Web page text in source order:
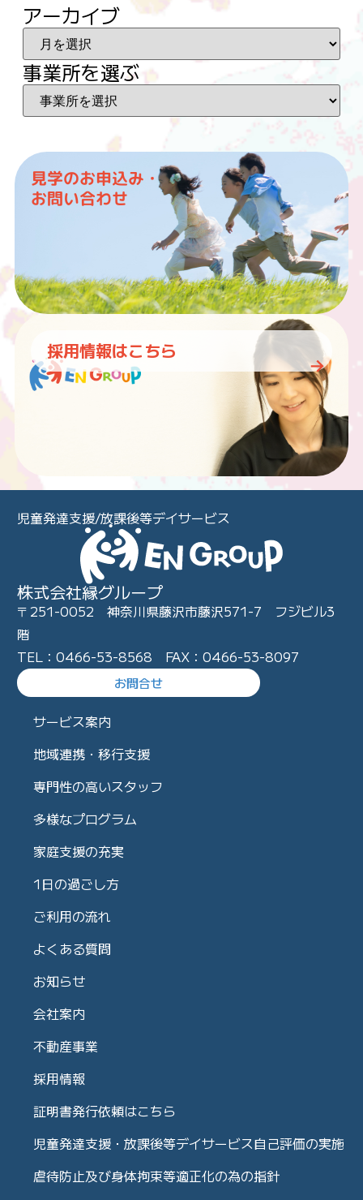
アーカイブ
事業所を選ぶ
見学のお申込み・
お問い合わせ
採用情報はこちら
児童発達支援/放課後等デイサービス
株式会社縁グループ
〒251-0052 神奈川県藤沢市藤沢571-7 フジビル3
階
TEL：0466-53-8568 FAX：0466-53-8097
お問合せ
サービス案内
地域連携・移行支援
専門性の高いスタッフ
多様なプログラム
家庭支援の充実
1日の過ごし方
ご利用の流れ
よくある質問
お知らせ
会社案内
不動産事業
採用情報
証明書発行依頼はこちら
児童発達支援・放課後等デイサービス自己評価の実施
虐待防止及び身体拘束等適正化の為の指針